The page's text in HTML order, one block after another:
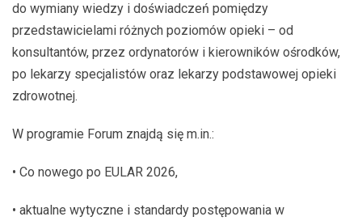
do wymiany wiedzy i doświadczeń pomiędzy
przedstawicielami różnych poziomów opieki – od
konsultantów, przez ordynatorów i kierowników ośrodków,
po lekarzy specjalistów oraz lekarzy podstawowej opieki
zdrowotnej.
W programie Forum znajdą się m.in.:
• Co nowego po EULAR 2026,
• aktualne wytyczne i standardy postępowania w